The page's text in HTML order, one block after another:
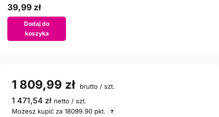
39,99 zł
Dodaj do
koszyka
1 809,99 zł brutto / szt.
1 471,54 zł netto / szt.
Możesz kupić za 18099.90 pkt.